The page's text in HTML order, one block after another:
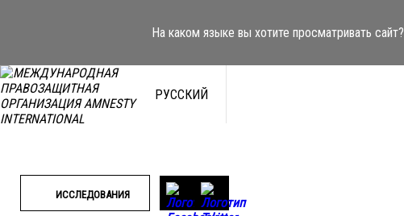
На каком языке вы хотите просматривать сайт?
РУССКИЙ
ИССЛЕДОВАНИЯ